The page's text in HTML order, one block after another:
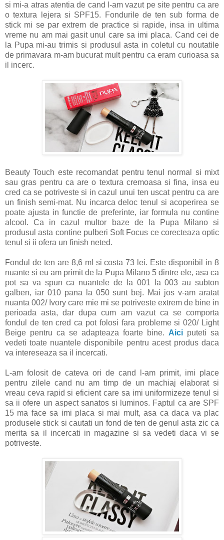
si mi-a atras atentia de cand l-am vazut pe site pentru ca are
o textura lejera si SPF15. Fondurile de ten sub forma de
stick mi se par extrem de practice si rapide, insa in ultima
vreme nu am mai gasit unul care sa imi placa. Cand cei de
la Pupa mi-au trimis si produsul asta in coletul cu noutatile
de primavara m-am bucurat mult pentru ca eram curioasa sa
il incerc.
Beauty Touch este recomandat pentru tenul normal si mixt
sau gras pentru ca are o textura cremoasa si fina, insa eu
cred ca se potriveste si in cazul unui ten uscat pentru ca are
un finish semi-mat. Nu incarca deloc tenul si acoperirea se
poate ajusta in functie de preferinte, iar formula nu contine
alcool. Ca in cazul multor baze de la Pupa Milano si
produsul asta contine pulberi Soft Focus ce corecteaza optic
tenul si ii ofera un finish neted.
Fondul de ten are 8,6 ml si costa 73 lei. Este disponibil in 8
nuante si eu am primit de la Pupa Milano 5 dintre ele, asa ca
pot sa va spun ca nuantele de la 001 la 003 au subton
galben, iar 010 pana la 050 sunt bej. Mai jos v-am aratat
nuanta 002/ Ivory care mie mi se potriveste extrem de bine in
perioada asta, dar dupa cum am vazut ca se comporta
fondul de ten cred ca pot folosi fara probleme si 020/ Light
Beige pentru ca se adapteaza foarte bine. Aici puteti sa
vedeti toate nuantele disponibile pentru acest produs daca
va intereseaza sa il incercati.
L-am folosit de cateva ori de cand l-am primit, imi place
pentru zilele cand nu am timp de un machiaj elaborat si
vreau ceva rapid si eficient care sa imi uniformizeze tenul si
sa ii ofere un aspect sanatos si luminos. Faptul ca are SPF
15 ma face sa imi placa si mai mult, asa ca daca va plac
produsele stick si cautati un fond de ten de genul asta zic ca
merita sa il incercati in magazine si sa vedeti daca vi se
potriveste.